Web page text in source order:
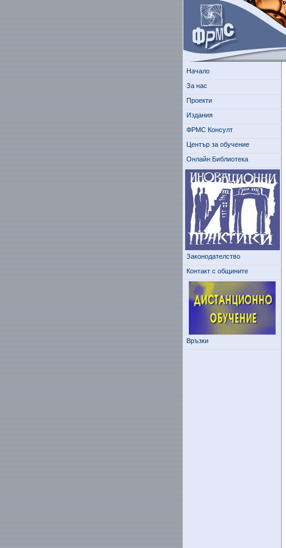
Начало
За нас
Проекти
Издания
ФРМС Консулт
Център за обучение
Онлайн Библиотека
Законодателство
Контакт с общините
Връзки